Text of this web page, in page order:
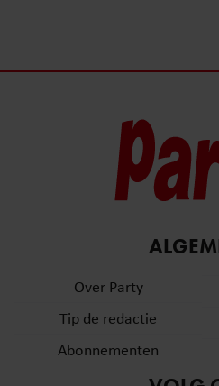
Over Party
Tip de redactie
Abonnementen